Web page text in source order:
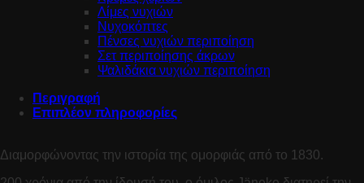
Λίμες νυχιών
Νυχοκόπτες
Πένσες νυχιών περιποίηση
Σετ περιποίησης άκρων
Ψαλιδάκια νυχιών περιποίηση
Περιγραφή
Επιπλέον πληροφορίες
Διαμορφώνοντας την ιστορία της ομορφιάς από το 1830.